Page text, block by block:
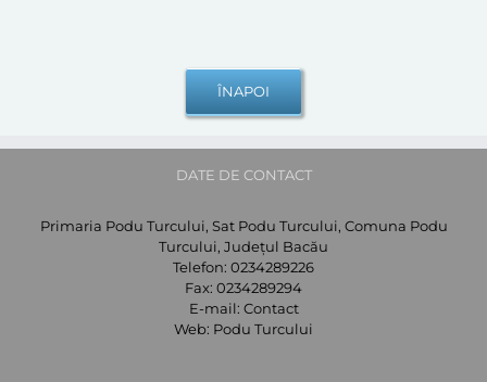
DATE DE CONTACT
Primaria Podu Turcului, Sat Podu Turcului, Comuna Podu
Turcului, Județul Bacău
Telefon: 0234289226
Fax: 0234289294
E-mail: Contact
Web: Podu Turcului